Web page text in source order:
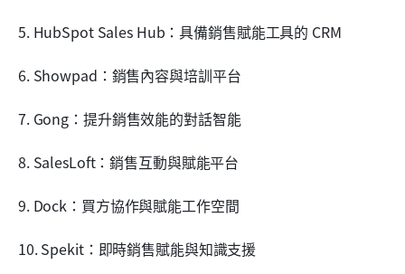
5. HubSpot Sales Hub：具備銷售賦能工具的 CRM
6. Showpad：銷售內容與培訓平台
7. Gong：提升銷售效能的對話智能
8. SalesLoft：銷售互動與賦能平台
9. Dock：買方協作與賦能工作空間
10. Spekit：即時銷售賦能與知識支援